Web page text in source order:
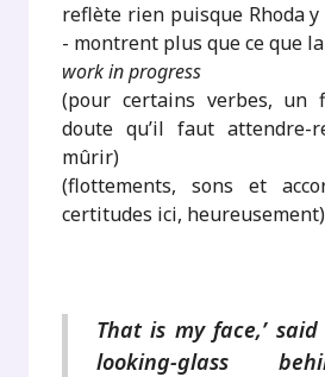
reflète rien puisque Rhoda
- montrent plus que ce que
work in progress
(pour certains verbes, un
doute qu’il faut attendre-
mûrir)
(flottements, sons et
certitudes ici, heureusement)
That is my face,’
looking-glass